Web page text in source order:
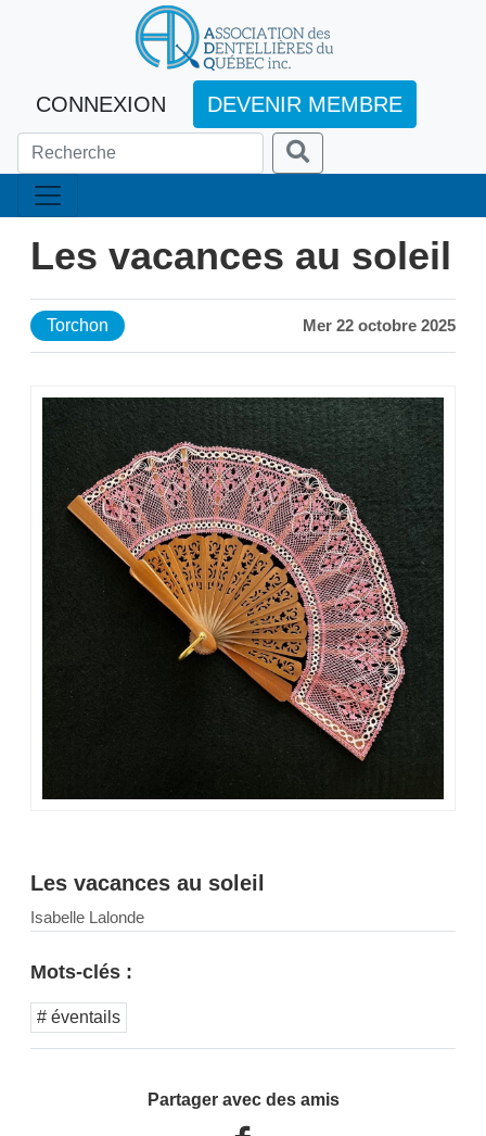
CONNEXION DEVENIR MEMBRE
Les vacances au soleil
Torchon Mer 22 octobre 2025
Les vacances au soleil
Isabelle Lalonde
Mots-clés :
# éventails
Partager avec des amis